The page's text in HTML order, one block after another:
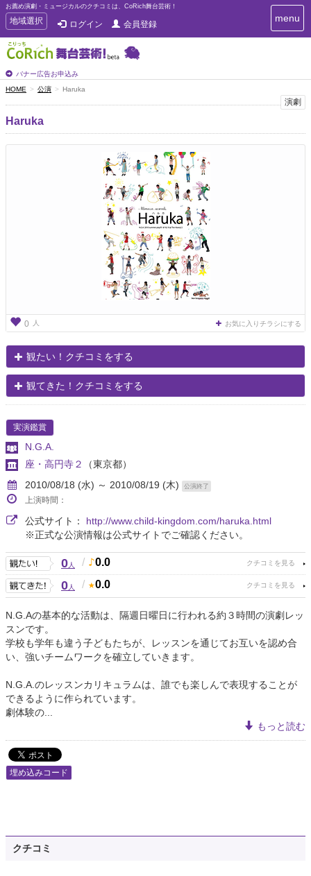
お薦め演劇・ミュージカルのクチコミは、CoRich舞台芸術！
T
o
g
g
e
n
a
v
地域選択 ログイン 会員登録
バナー広告お申込み
T
o
i
menu
HOME 公演 Haruka
演劇
Haruka
0 人 お気に入りチラシにする
観たい！クチコミをする
観てきた！クチコミをする
実演鑑賞
N.G.A.
座・高円寺２
（東京都）
2010/08/18 (水) ～ 2010/08/19 (木)
公演終了
上演時間：
公式サイト： http://www.child-kingdom.com/haruka.html
※正式な公演情報は公式サイトでご確認ください。
0人 / 0.0
0人 / 0.0
N.G.Aの基本的な活動は、隔週日曜日に行われる約３時間の演劇レッ
スンです。
学校も学年も違う子どもたちが、レッスンを通じてお互いを認め合
い、強いチームワークを確立していきます。
N.G.A.のレッスンカリキュラムは、誰でも楽しんで表現することが
できるように作られています。
劇体験の...
もっと読む
埋め込みコード
クチコミ